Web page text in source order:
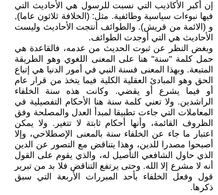
إن أكبر الأكاذيب التي نسبت للرسول هي الأحاديث التي
فيها نبوءات سياسية وطائفية. مثل: (الخلافة ثلاثون عاما),
و (الائمة من قريش). والطوائف أنتجت الأحاديث وليست
الأحاديث هي التي أوجدت الطوائف.
وبغض النظر عن ثبوت الحديث من عدمه، فالقاعدة هي
حمل كلمة "سنة" هنا على المعنى اللغوي وهو الطريقة
المتبعة. وبهذا المعنى فسنة النبي في أمور الدنيا هي إتباع
الحق وهو المبادئ العقلية الكلية فيما يتخذ من قرار عام
أو فيما يشرع أو يقضي. وكانت هذه سنة الخلفاء
الراشدين. ولا تعني كلمة سنة هنا الأحكام التفصيلية في
المعاملات التي جاءت تطبيقا لمبدأ العدل والمصلحة وفق
الظروف القائمة، وأنها أحكام ثابتة لا تتغير. ولا يمكن
اعتبار ما جاء عن الخلفاء سنة بالمعنى الإصطلاحي، وإلا
أصبحوا مصدرا للدين، وهذا يتناقض مع التصور عن الدين
الذي حاول الشافعي التأصيل له، والذي يقوم على القول
أنه لا مشرع إلا الله. وحتى يرتفع التناقض فلا بد من تبرير
قول وفعل الخلفاء بأحد المبررات الأربعة التي سبق
ذكرها.